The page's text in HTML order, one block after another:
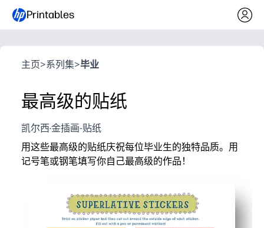
Printables
主页>系列集>毕业
最高级的贴纸
凯尔西·金插画-贴纸
用这些最高级的贴纸庆祝每位毕业生的独特品质。用
记号笔或钢笔填写你自己最高级的作品！
可自定义的空白可以让你包括每位学生，并颁发让人
提高参与度-孩子们点灯，摆姿势拍照，分享大喊大叫
COOKIE 横幅
提供社交媒体功能，以及分析我们的流量。点击“接受”则表示
您同意我们的上述做法，也同意我们与我们的附属公司及合作
伙伴共享您的网站使用 信息(我们会收集的数据)。您可以在